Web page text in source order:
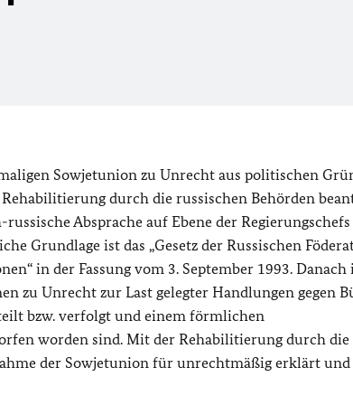
Sowjetunion zu Unrecht aus politischen
durch die russischen Behörden
Absprache auf Ebene der Regierungschefs
Grundlage ist das „Gesetz der Russischen
in der Fassung vom 3. September 1993. Danach
zu Unrecht zur Last gelegter Handlungen gegen
bzw. verfolgt und einem förmlichen
worden sind. Mit der Rehabilitierung durch die
der Sowjetunion für unrechtmäßig erklärt und